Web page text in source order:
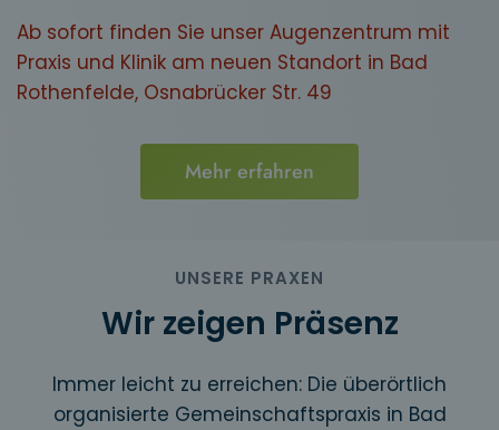
Ab sofort finden Sie unser Augenzentrum mit
Praxis und Klinik am neuen Standort in Bad
Rothenfelde, Osnabrücker Str. 49
Mehr erfahren
UNSERE PRAXEN
Wir zeigen Präsenz
Immer leicht zu erreichen: Die überörtlich
organisierte Gemeinschaftspraxis in Bad